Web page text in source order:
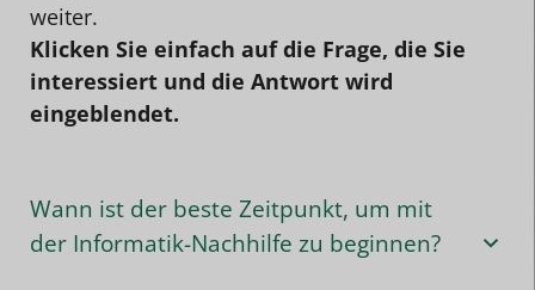
weiter.
Klicken Sie einfach auf die Frage, die Sie
interessiert und die Antwort wird
eingeblendet.
Wann ist der beste Zeitpunkt, um mit
der Informatik-Nachhilfe zu beginnen?